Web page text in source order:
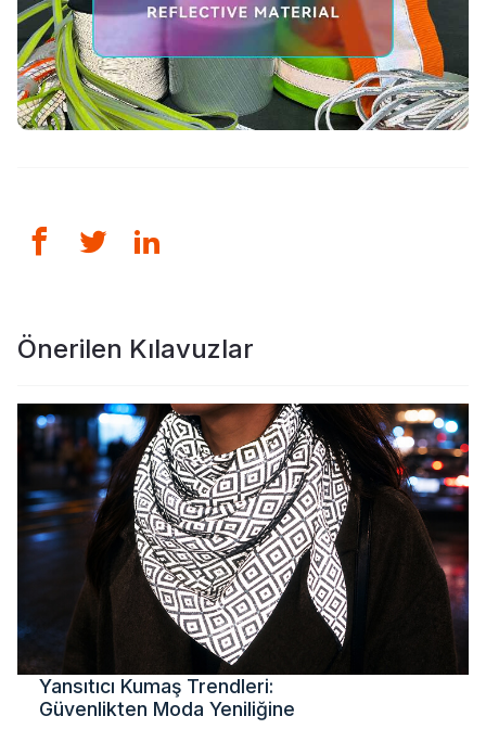
Önerilen Kılavuzlar
Yansıtıcı Kumaş Trendleri:
Güvenlikten Moda Yeniliğine